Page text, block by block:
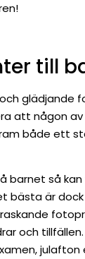
till
glädjande
att någon
både ett
barnet så
bästa är
och